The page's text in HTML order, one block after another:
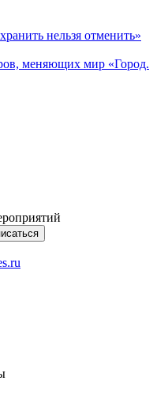
нельзя отменить»
меняющих мир «Город.